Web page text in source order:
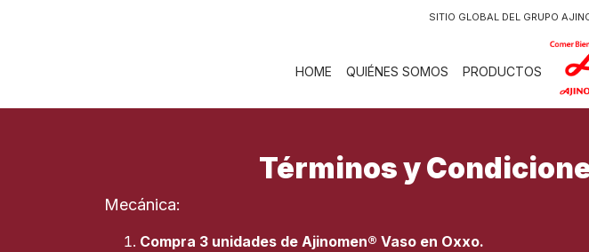
SITIO GLOBAL DEL GRUPO
HOME QUIÉNES SOMOS PRODUCTOS
Términos y
Mecánica:
Compra 3 unidades de Ajinomen® Vaso en Oxxo.